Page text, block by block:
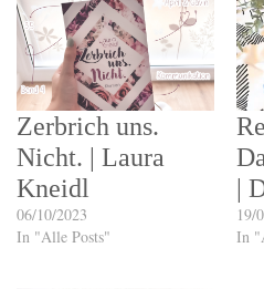
Zerbrich uns.
Nicht. | Laura
Kneidl
06/10/2023
In "Alle Posts"
|
19/
In